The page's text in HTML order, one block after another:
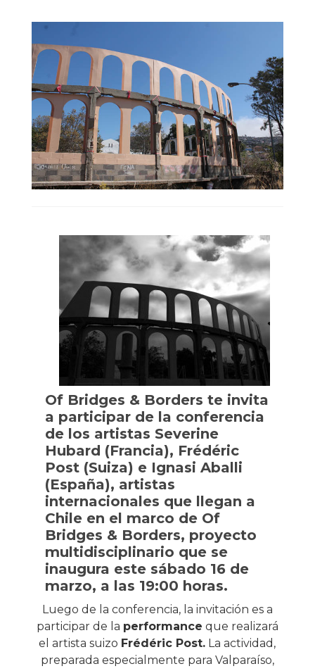
Of Bridges & Borders te invita
a participar de la conferencia
de los artistas Severine
Hubard (Francia), Frédéric
Post (Suiza) e Ignasi Aballi
(España), artistas
internacionales que llegan a
Chile en el marco de Of
Bridges & Borders, proyecto
multidisciplinario que se
inaugura este sábado 16 de
marzo, a las 19:00 horas.
Luego de la conferencia, la invitación es a
participar de la performance que realizará
el artista suizo Frédéric Post. La actividad,
preparada especialmente para Valparaíso,